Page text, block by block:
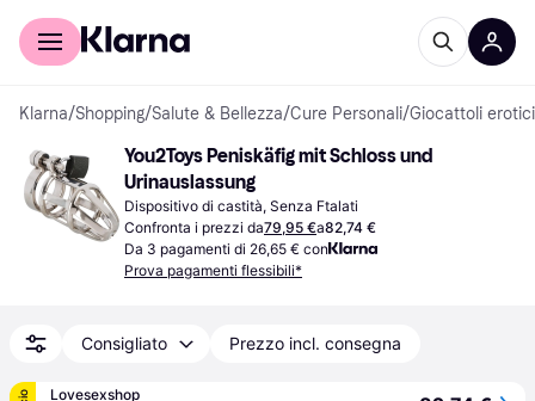
Per il tuo shopping
Klarna/Shopping/Salute & Bellezza/Cure Personali/Giocattoli erotici
You2Toys Peniskäfig mit Schloss und
Urinauslassung
Dispositivo di castità, Senza Ftalati
Confronta i prezzi da79,95 €a82,74 €
Da 3 pagamenti di 26,65 € con
Prova pagamenti flessibili*
Consigliato Prezzo incl. consegna
Lovesexshop